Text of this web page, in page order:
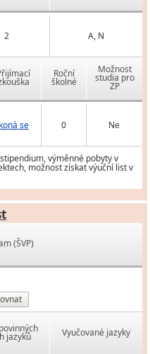
2 A, N
Roční
školné
Možnost
studia pro
ZP
koná se 0 Ne
výměnné pobyty v
možnost získat výuční list v
(ŠVP)
jazyků Vyučované jazyky